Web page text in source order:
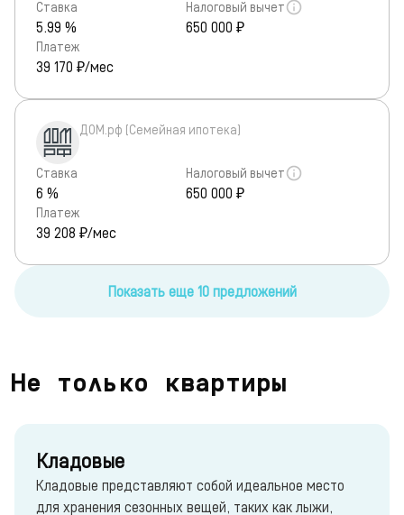
Ставка
5.99 %
Налоговый вычет
650 000 ₽
Платеж
39 170 ₽/мес
ДОМ.рф (Семейная ипотека)
Ставка
6 %
Налоговый вычет
650 000 ₽
Платеж
39 208 ₽/мес
Показать еще 10 предложений
Не только квартиры
Кладовые
Кладовые представляют собой идеальное место
для хранения сезонных вещей, таких как лыжи,